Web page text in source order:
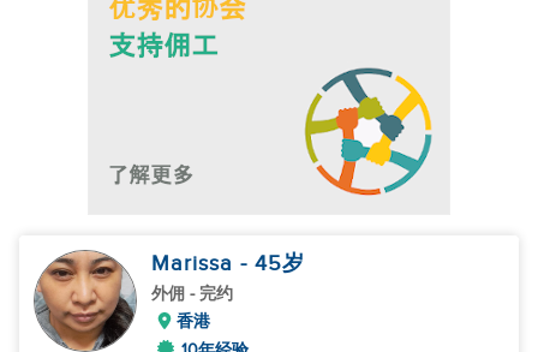
Marissa - 45岁
外佣 - 完约
香港